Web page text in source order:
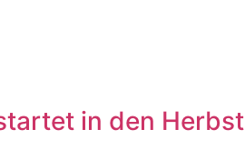
in den Herbst